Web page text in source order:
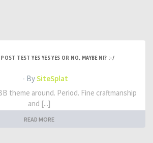
TEST YES YES YES OR NO, MAYBE NI? :-/
- BySiteSplat
theme around. Period. Fine craftmanship
and [...]
READ MORE